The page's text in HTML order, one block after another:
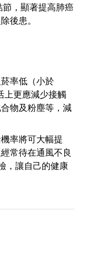
，顯著提高肺癌
後患。
率低（小於
上更應減少接觸
物及粉塵等，減
率將可大幅提
常待在通風不良
，讓自己的健康